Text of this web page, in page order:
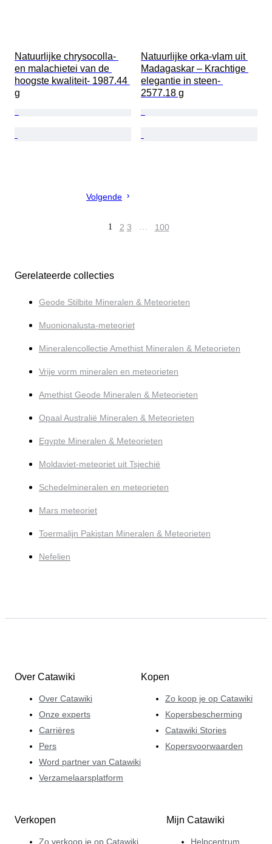
Natuurlijke chrysocolla-
en malachietei van de
hoogste kwaliteit- 1987.44
g
Natuurlijke orka-vlam uit
Madagaskar – Krachtige
elegantie in steen-
2577.18 g
Volgende
1 2 3 … 100
Gerelateerde collecties
Geode Stilbite Mineralen & Meteorieten
Muonionalusta-meteoriet
Mineralencollectie Amethist Mineralen & Meteorieten
Vrije vorm mineralen en meteorieten
Amethist Geode Mineralen & Meteorieten
Opaal Australië Mineralen & Meteorieten
Egypte Mineralen & Meteorieten
Moldaviet-meteoriet uit Tsjechië
Schedelmineralen en meteorieten
Mars meteoriet
Toermalijn Pakistan Mineralen & Meteorieten
Nefelien
Over Catawiki
Over Catawiki
Onze experts
Carrières
Pers
Word partner van Catawiki
Verzamelaarsplatform
Kopen
Zo koop je op Catawiki
Kopersbescherming
Catawiki Stories
Kopersvoorwaarden
Verkopen
Zo verkoop je op Catawiki
Mijn Catawiki
Helpcentrum